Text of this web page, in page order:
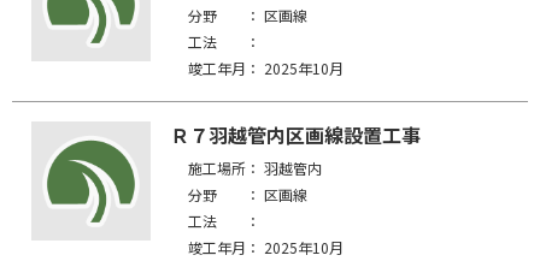
分野 ： 区画線
工法 ：
竣工年月： 2025年10月
Ｒ７羽越管内区画線設置工事
施工場所： 羽越管内
分野 ： 区画線
工法 ：
竣工年月： 2025年10月